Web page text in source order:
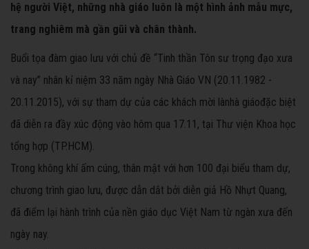
hệ người Việt, những nhà giáo luôn là một hình ảnh mẫu mực,
trang nghiêm mà gần gũi và chân thành.
Buổi tọa đàm giao lưu với chủ đề “Tinh thần Tôn sư trọng đạo xưa
và nay” nhân kỉ niệm 33 năm ngày Nhà Giáo VN (20.11.1982 -
20.11.2015), với sự tham dự của các khách mời lànhà giáođặc biệt
đã diễn ra đầy xúc động vào hôm qua 17.11, tại Thư viện Khoa học
tổng hợp (TP.HCM).
Trong không khí ấm cúng, thân mật với hơn 100 đại biểu tham dự,
chương trình giao lưu, được dẫn dắt bởi diễn giả Hồ Nhựt Quang,
đã điểm lại hành trình của nền giáo dục Việt Nam từ ngàn xưa đến
ngày nay.